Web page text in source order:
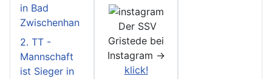
in Bad
Zwischenhan
2. TT -
Mannschaft
ist Sieger in
Der SSV
Gristede bei
Instagram ->
klick!